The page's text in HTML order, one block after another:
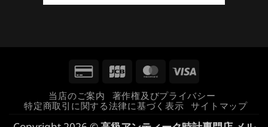
Credit
Card
2
JCB MasterCard
Visa
当店のご案内
著作権及びプライバシー
特定商取引に関する法律に基づく表示
サイトマップ